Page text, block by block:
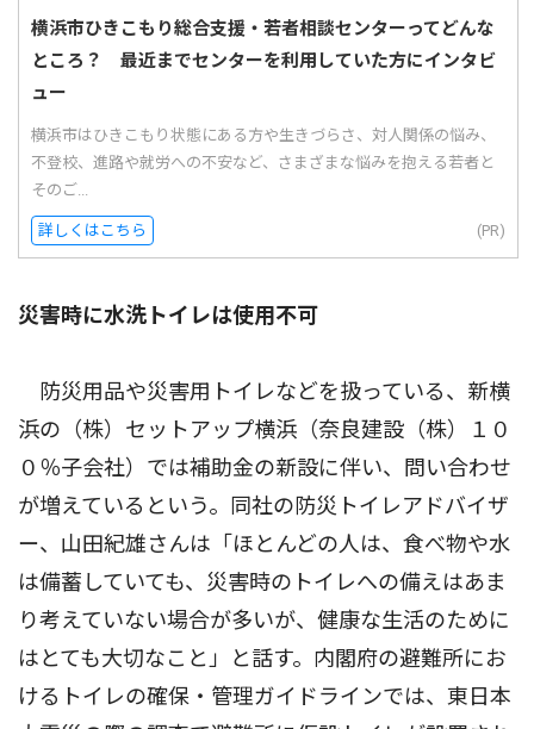
横浜市ひきこもり総合支援・若者相談センターってどんな
ところ？ 最近までセンターを利用していた方にインタビ
ュー
横浜市はひきこもり状態にある方や生きづらさ、対人関係の悩み、
不登校、進路や就労への不安など、さまざまな悩みを抱える若者と
そのご...
詳しくはこちら (PR)
災害時に水洗トイレは使用不可
防災用品や災害用トイレなどを扱っている、新横
浜の（株）セットアップ横浜（奈良建設（株）１０
０％子会社）では補助金の新設に伴い、問い合わせ
が増えているという。同社の防災トイレアドバイザ
ー、山田紀雄さんは「ほとんどの人は、食べ物や水
は備蓄していても、災害時のトイレへの備えはあま
り考えていない場合が多いが、健康な生活のために
はとても大切なこと」と話す。内閣府の避難所にお
けるトイレの確保・管理ガイドラインでは、東日本